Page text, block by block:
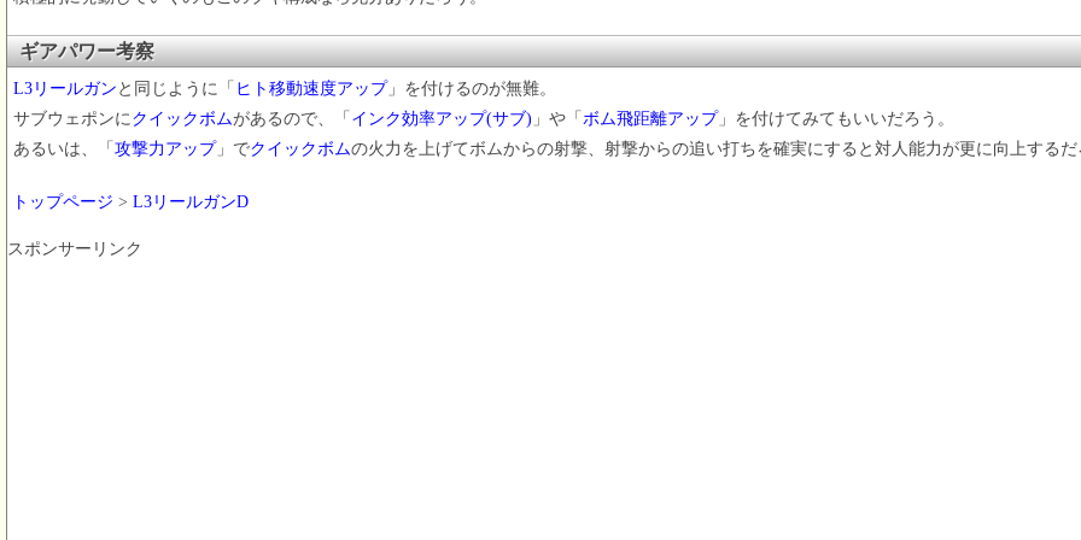
ギアパワー考察
L3リールガン と同じように「 ヒト移動速度アップ」を付けるのが無難。
サブウェポンにクイックボムがあるので、「 インク効率アップ(サブ) 」や「 ボム飛距離アップ」を付けてみてもいいだろう。
あるいは、「 攻撃力アップ」でクイックボムの火力を上げてボムからの射撃、射撃からの追い打ちを確実にすると対人能力が更に向上する
トップページ > L3リールガンD
スポンサーリンク